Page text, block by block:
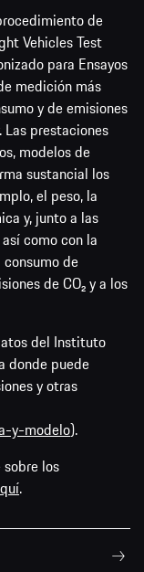
de
Vehicles Test
para Ensayos
medición más
y de emisiones
Las prestaciones
modelos de
sustancial los
el peso, la
y, junto a las
como con la
de
de CO₂ y a los
del Instituto
donde puede
y otras
y-modelo).
los
.